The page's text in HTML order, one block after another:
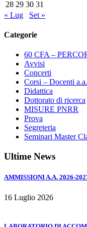
28 29 30 31
« Lug
Set »
Categorie
60 CFA –
Avvisi
Concerti
Corsi – Docenti
Didattica
Dottorato di ricerca
MISURE PNRR
Prova
Segreteria
Seminari Master
Ultime News
AMMISSIONI A.A. 2026-
16 Luglio 2026